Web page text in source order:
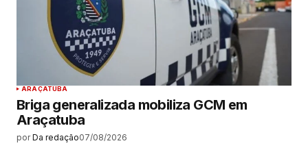
ARAÇATUBA
Briga generalizada mobiliza GCM em
Araçatuba
por Da redação07/08/2026